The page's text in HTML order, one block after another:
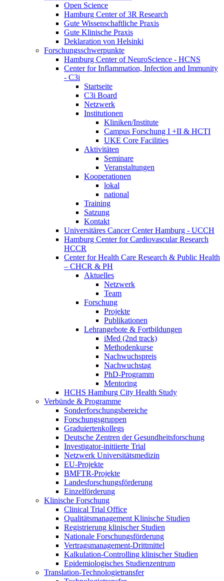
Open Science
Hamburg Center of 3R Research
Gute Wissenschaftliche Praxis
Gute Klinische Praxis
Deklaration von Helsinki
Forschungsschwerpunkte
Hamburg Center of NeuroScience - HCNS
Center for Inflammation, Infection and Immunity
- C3i
Startseite
C3i Board
Netzwerk
Institutionen
Kliniken/Institute
Campus Forschung I +II & HCTI
UKE Core Facilities
Aktivitäten
Seminare
Veranstaltungen
Kooperationen
lokal
national
Training
Satzung
Kontakt
Universitäres Cancer Center Hamburg - UCCH
Hamburg Center for Cardiovascular Research
HCCR
Center for Health Care Research & Public Health
– CHCR & PH
Aktuelles
Netzwerk
Team
Forschung
Projekte
Publikationen
Lehrangebote & Fortbildungen
iMed (2nd track)
Methodenkurse
Nachwuchspreis
Nachwuchstag
PhD-Programm
Mentoring
HCHS Hamburg City Health Study
Verbünde & Programme
Sonderforschungsbereiche
Forschungsgruppen
Graduiertenkollegs
Deutsche Zentren der Gesundheitsforschung
Investigator-initiierte Trial
Netzwerk Universitätsmedizin
EU-Projekte
BMFTR-Projekte
Landesforschungsförderung
Einzelförderung
Klinische Forschung
Clinical Trial Office
Qualitätsmanagement Klinische Studien
Registrierung klinischer Studien
Nationale Forschungsförderung
Vertragsmanagement-Drittmittel
Kalkulation-Controlling klinischer Studien
Epidemiologisches Studienzentrum
Translation-Technologietransfer